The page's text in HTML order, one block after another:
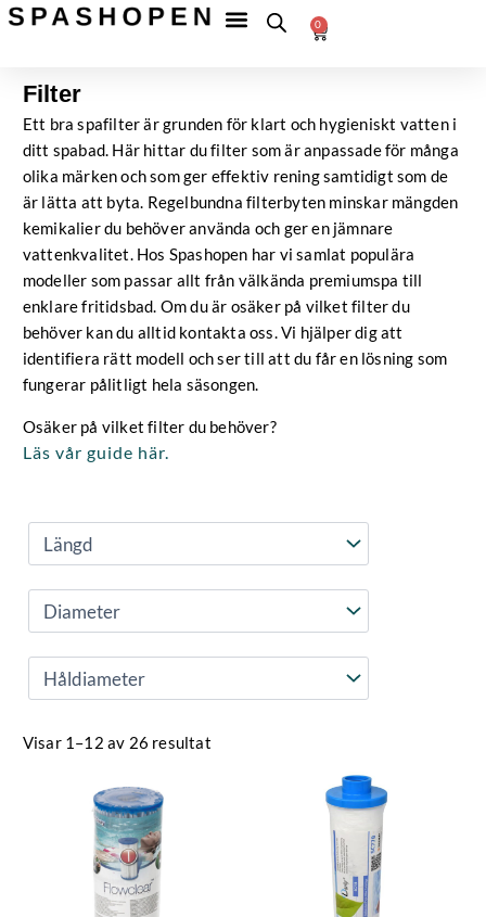
Hoppa
till
Betala
Fri
frakt
till
0
Varukorg
Filter
Ett bra spafilter är grunden för klart och hygieniskt vatten i
ditt spabad. Här hittar du filter som är anpassade för många
olika märken och som ger effektiv rening samtidigt som de
är lätta att byta. Regelbundna filterbyten minskar mängden
kemikalier du behöver använda och ger en jämnare
vattenkvalitet. Hos Spashopen har vi samlat populära
modeller som passar allt från välkända premiumspa till
enklare fritidsbad. Om du är osäker på vilket filter du
behöver kan du alltid kontakta oss. Vi hjälper dig att
identifiera rätt modell och ser till att du får en lösning som
fungerar pålitligt hela säsongen.
Osäker på vilket filter du behöver?
Läs vår guide här.
Visar 1–12 av 26 resultat